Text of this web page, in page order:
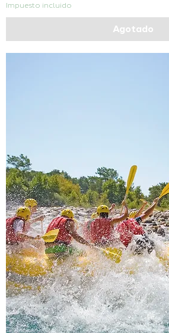
Impuesto incluido
Agotado